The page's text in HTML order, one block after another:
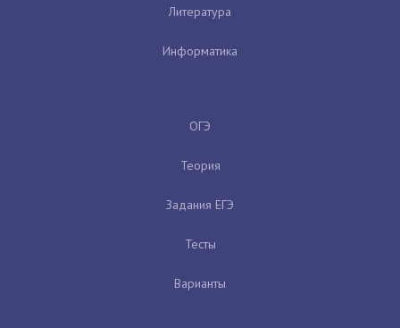
Литература
Информатика
ОГЭ
Теория
Задания ЕГЭ
Тесты
Варианты